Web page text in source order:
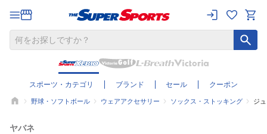
スポーツ・カテゴリ ブランド セール クーポン
野球・ソフトボール ウェアアクセサリー ソックス・ストッキング ジ
ヤバネ